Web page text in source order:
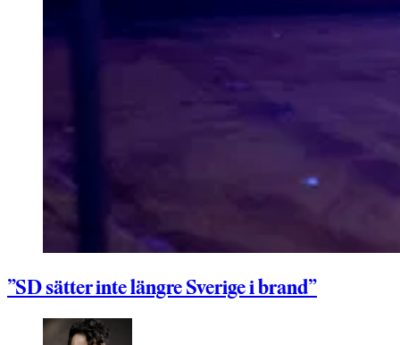
”SD sätter inte längre Sverige i brand”